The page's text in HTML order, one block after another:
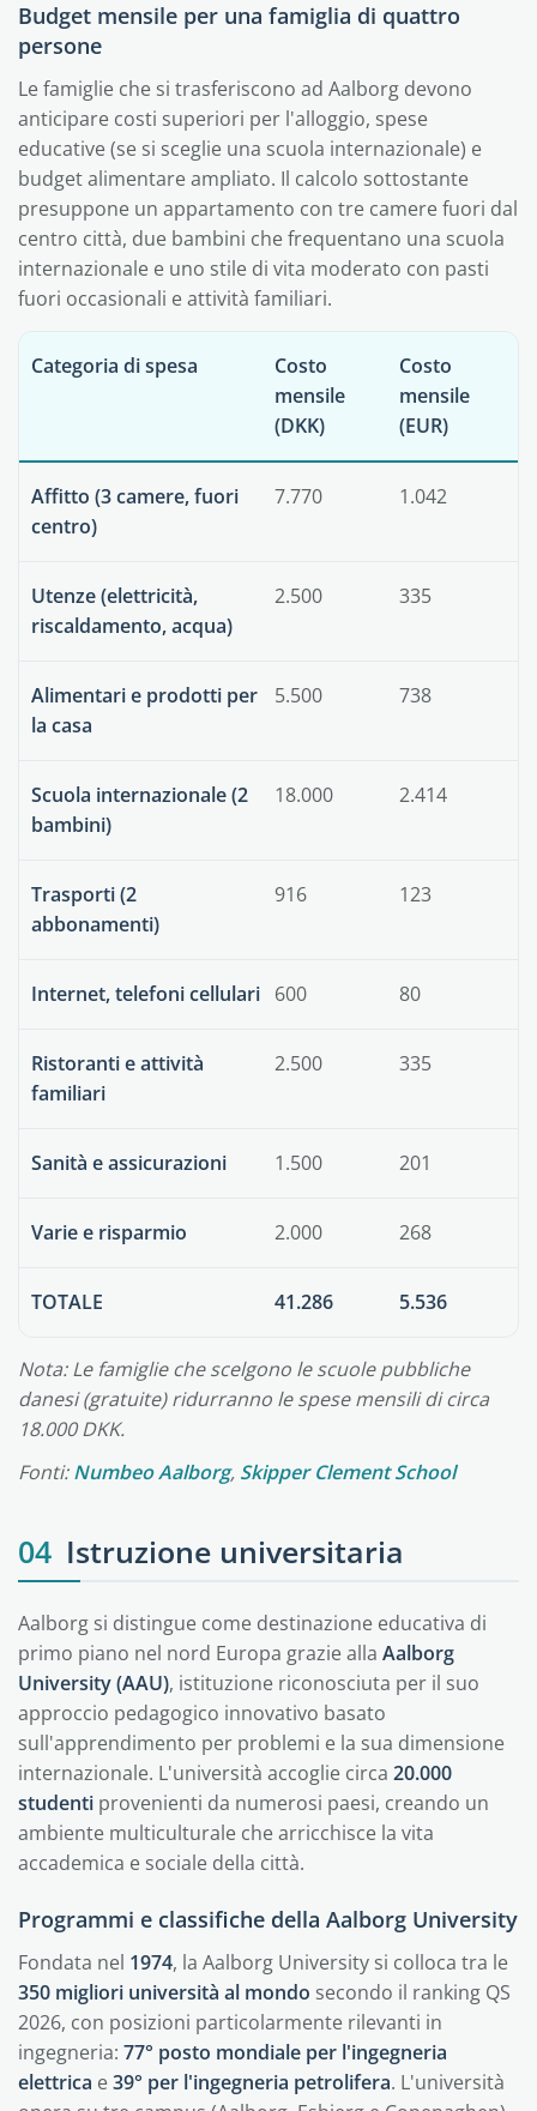
Budget mensile per una famiglia di quattro
persone
Le famiglie che si trasferiscono ad Aalborg devono
anticipare costi superiori per l'alloggio, spese
educative (se si sceglie una scuola internazionale) e
budget alimentare ampliato. Il calcolo sottostante
presuppone un appartamento con tre camere fuori dal
centro città, due bambini che frequentano una scuola
internazionale e uno stile di vita moderato con pasti
fuori occasionali e attività familiari.
Categoria di spesa
Costo
mensile
(DKK)
Costo
mensile
(EUR)
Affitto (3 camere, fuori
centro)
7.770 1.042
Utenze (elettricità,
riscaldamento, acqua)
2.500 335
Alimentari e prodotti per
la casa
5.500 738
Scuola internazionale (2
bambini)
18.000 2.414
Trasporti (2
abbonamenti)
916 123
Internet, telefoni cellulari 600 80
Ristoranti e attività
familiari
2.500 335
Sanità e assicurazioni 1.500 201
Varie e risparmio 2.000 268
TOTALE 41.286 5.536
Nota: Le famiglie che scelgono le scuole pubbliche
danesi (gratuite) ridurranno le spese mensili di circa
18.000 DKK.
Fonti:Numbeo Aalborg, Skipper Clement School
04 Istruzione universitaria
Aalborg si distingue come destinazione educativa di
primo piano nel nord Europa grazie alla Aalborg
University (AAU), istituzione riconosciuta per il suo
approccio pedagogico innovativo basato
sull'apprendimento per problemi e la sua dimensione
internazionale. L'università accoglie circa 20.000
studenti provenienti da numerosi paesi, creando un
ambiente multiculturale che arricchisce la vita
accademica e sociale della città.
Programmi e classifiche della Aalborg University
Fondata nel 1974, la Aalborg University si colloca tra le
350 migliori università al mondo secondo il ranking QS
2026, con posizioni particolarmente rilevanti in
ingegneria: 77° posto mondiale per l'ingegneria
elettrica e39° per l'ingegneria petrolifera. L'università